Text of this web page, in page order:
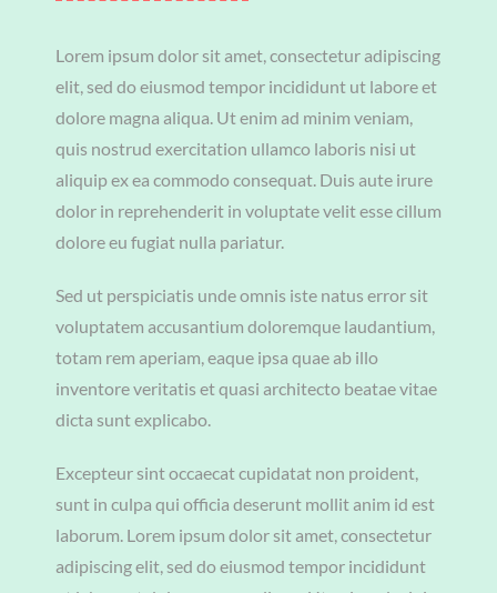
Lorem ipsum dolor sit amet, consectetur adipiscing
elit, sed do eiusmod tempor incididunt ut labore et
dolore magna aliqua. Ut enim ad minim veniam,
quis nostrud exercitation ullamco laboris nisi ut
aliquip ex ea commodo consequat. Duis aute irure
dolor in reprehenderit in voluptate velit esse cillum
dolore eu fugiat nulla pariatur.
Sed ut perspiciatis unde omnis iste natus error sit
voluptatem accusantium doloremque laudantium,
totam rem aperiam, eaque ipsa quae ab illo
inventore veritatis et quasi architecto beatae vitae
dicta sunt explicabo.
Excepteur sint occaecat cupidatat non proident,
sunt in culpa qui officia deserunt mollit anim id est
laborum. Lorem ipsum dolor sit amet, consectetur
adipiscing elit, sed do eiusmod tempor incididunt